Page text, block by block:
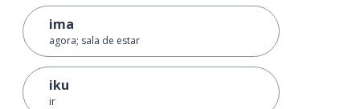
ima
agora; sala de estar
iku
ir